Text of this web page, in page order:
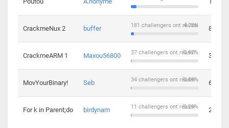
CrackmeNux 2 buffer 4.73%
181 challengers ont réussi 8
CrackmeARM 1 Maxou56800 0.97%
37 challengers ont réussi 3
MovYourBinary! Seb 0.89%
34 challengers ont réussi 6
For k in Parent;do birdynam 0.29%
11 challengers ont réussi 2